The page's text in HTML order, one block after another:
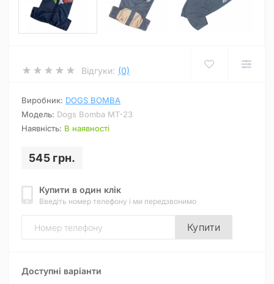
Відгуки: (0)
Виробник: DOGS BOMBA
Модель: Dogs Bomba MT-23
Наявність: В наявності
545 грн.
Купити в один клік
Введіть номер телефону і ми передзвонимо
Купити
Доступні варіанти